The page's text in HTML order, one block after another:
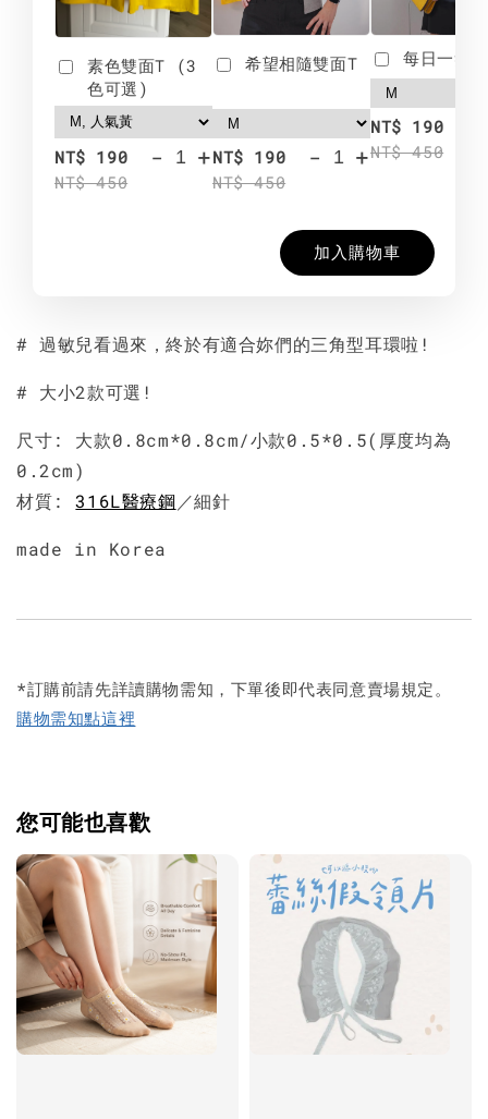
素色雙面T (3
色可選)
NT$ 190
NT$ 450
- +
希望相隨雙面T
NT$ 190
NT$ 450
- +
每日一笑
NT$ 190
NT$ 450
加入購物車
# 過敏兒看過來，終於有適合妳們的三角型耳環啦!
# 大小2款可選!
尺寸: 大款0.8cm*0.8cm/小款0.5*0.5(厚度均為
0.2cm)
材質:316L醫療鋼 ／細針
made in Korea
*訂購前請先詳讀購物需知，下單後即代表同意賣場規定。
購物需知點這裡
您可能也喜歡